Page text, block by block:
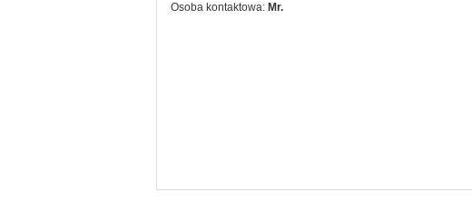
Osoba kontaktowa: Mr.